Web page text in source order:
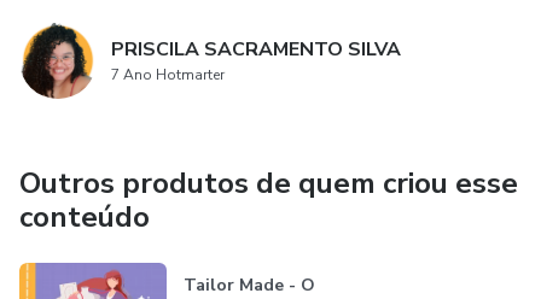
PRISCILA SACRAMENTO SILVA
7 Ano Hotmarter
Outros produtos de quem criou esse
conteúdo
Tailor Made - O